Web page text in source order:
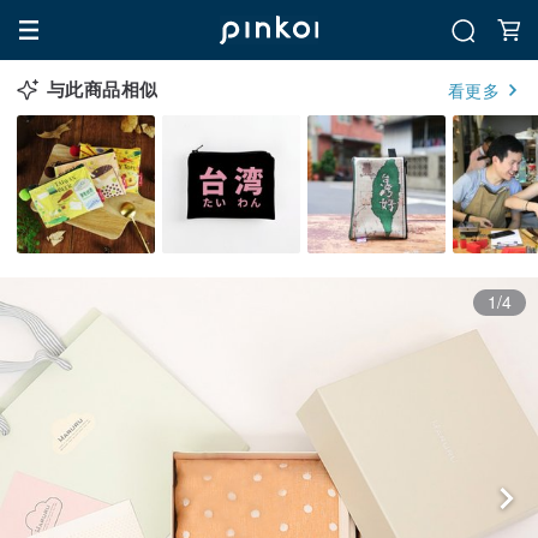
与此商品相似 看更多
1/4